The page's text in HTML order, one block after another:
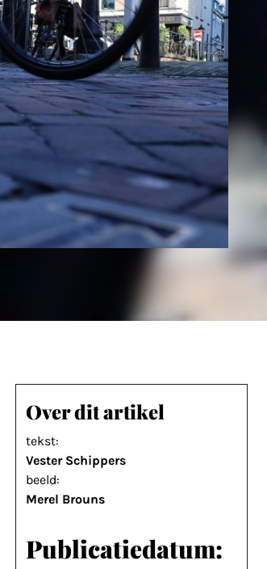
Over dit artikel
tekst:
Vester Schippers
beeld:
Merel Brouns
Publicatiedatum: